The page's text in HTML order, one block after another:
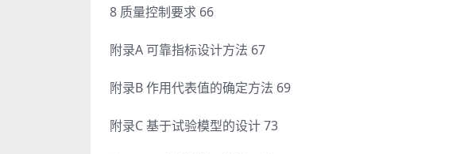
8 质量控制要求 66
附录A 可靠指标设计方法 67
附录B 作用代表值的确定方法 69
附录C 基于试验模型的设计 73